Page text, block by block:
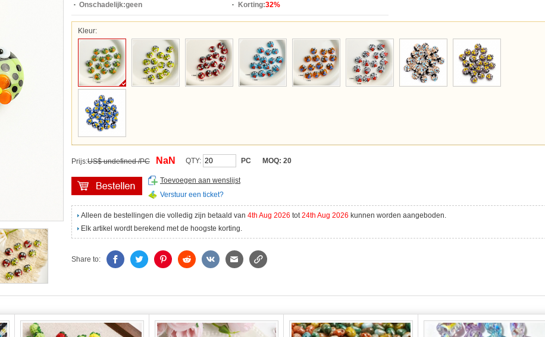
Onschadelijk:geen Korting:32%
Kleur:
Prijs:US$ undefined /PC NaN QTY: PC MOQ: 20
Toevoegen aan wenslijst
Verstuur een ticket?
Alleen de bestellingen die volledig zijn betaald van 4th Aug 2026 tot24th Aug 2026 kunnen worden aangeboden.
Elk artikel wordt berekend met de hoogste korting.
Share to: